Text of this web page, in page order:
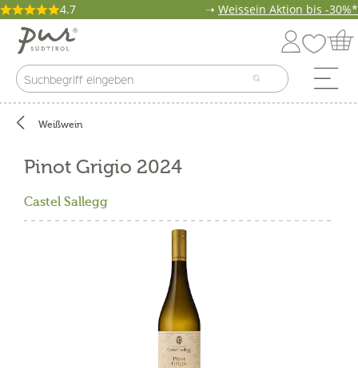
4.7 ➝ Weissein Aktion bis -30%*
Weißwein
Pinot Grigio 2024
Castel Sallegg